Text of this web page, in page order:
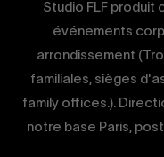
Studio FLF
événements
arrondissement
familiales, sièges
family offices.).
notre base Paris,